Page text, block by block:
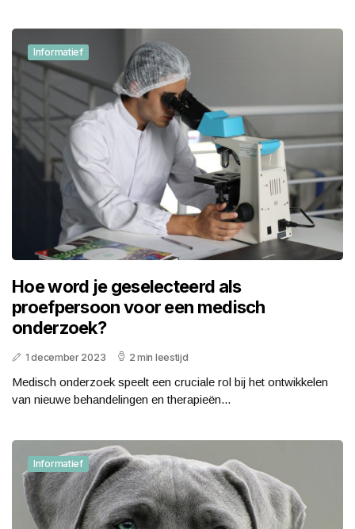
Informatief
Hoe word je geselecteerd als
proefpersoon voor een medisch
onderzoek?
1 december 2023 2 min leestijd
Medisch onderzoek speelt een cruciale rol bij het ontwikkelen
van nieuwe behandelingen en therapieën...
Informatief